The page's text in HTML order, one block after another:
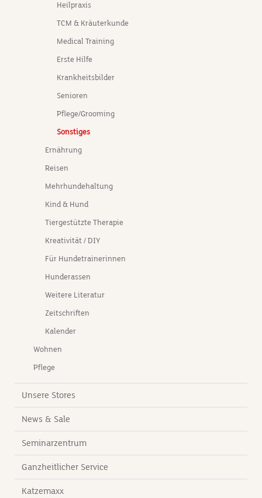
Heilpraxis
TCM & Kräuterkunde
Medical Training
Erste Hilfe
Krankheitsbilder
Senioren
Pflege/Grooming
Sonstiges
Ernährung
Reisen
Mehrhundehaltung
Kind & Hund
Tiergestützte Therapie
Kreativität / DIY
Für Hundetrainerinnen
Hunderassen
Weitere Literatur
Zeitschriften
Kalender
Wohnen
Pflege
Unsere Stores
News & Sale
Seminarzentrum
Ganzheitlicher Service
Katzemaxx